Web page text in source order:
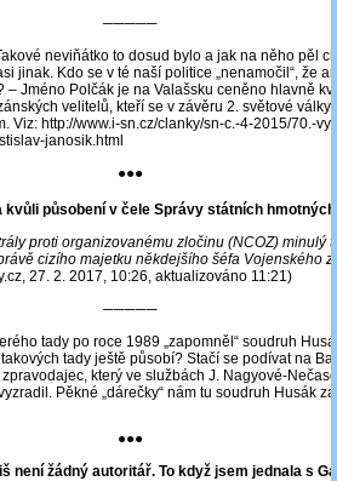
─────
neviňátko to dosud bylo a jak na něho pěl
jinak. Kdo se v té naší politice „nenamočil“, že
– Jméno Polčák je na Valašsku ceněno hlavně
velitelů, kteří se v závěru 2. světové
Viz: http://www.i-sn.cz/clanky/sn-c.-4-2015/70.-
janosik.html
●●●
kvůli působení v čele Správy státních
proti organizovanému zločinu (NCOZ) minulý
cizího majetku někdejšího šéfa Vojenského
27. 2. 2017, 10:26, aktualizováno 11:21)
─────
tady po roce 1989 „zapomněl“ soudruh
tady ještě působí? Stačí se podívat na
který ve službách J. Nagyové-
Pěkné „dárečky“ nám tu soudruh Husák
●●●
není žádný autoritář. To když jsem jednala s